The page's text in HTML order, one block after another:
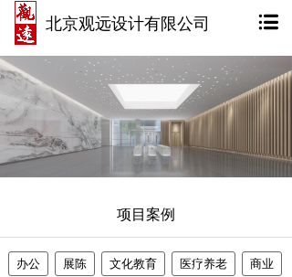
项目案例
办公 展陈 文化教育 医疗养老 商业
北京观远设计有限公司